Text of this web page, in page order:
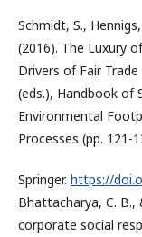
Schmidt, S.,
(2016). The Luxury
Drivers of Fair
(eds.), Handbook of
Environmental
Processes (pp. 121-
Springer. https://
Bhattacharya, C. B.,
corporate social